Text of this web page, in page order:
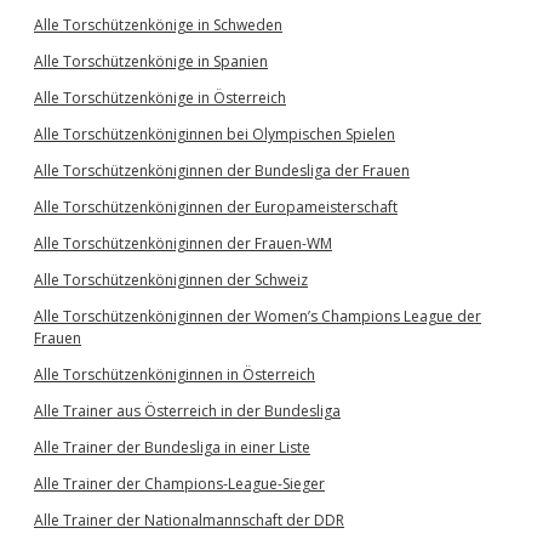
Alle Torschützenkönige in Schweden
Alle Torschützenkönige in Spanien
Alle Torschützenkönige in Österreich
Alle Torschützenköniginnen bei Olympischen Spielen
Alle Torschützenköniginnen der Bundesliga der Frauen
Alle Torschützenköniginnen der Europameisterschaft
Alle Torschützenköniginnen der Frauen-WM
Alle Torschützenköniginnen der Schweiz
Alle Torschützenköniginnen der Women’s Champions League der
Frauen
Alle Torschützenköniginnen in Österreich
Alle Trainer aus Österreich in der Bundesliga
Alle Trainer der Bundesliga in einer Liste
Alle Trainer der Champions-League-Sieger
Alle Trainer der Nationalmannschaft der DDR